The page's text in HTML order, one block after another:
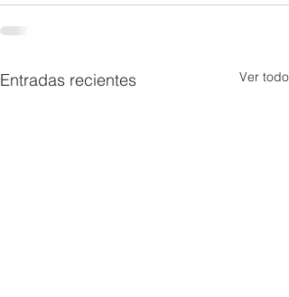
Entradas recientes Ver todo